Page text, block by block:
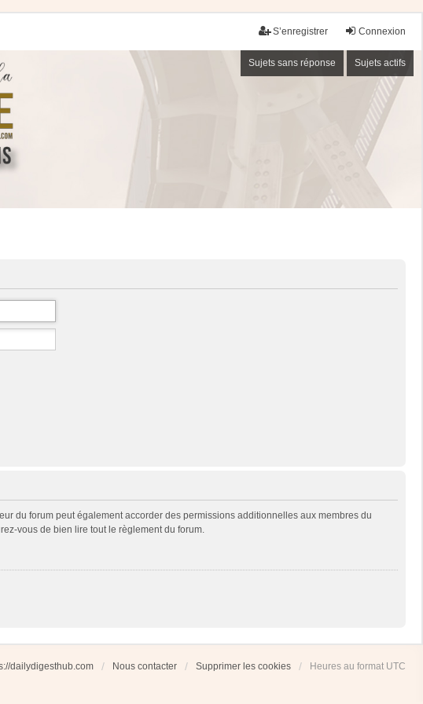
Connexion
S’enregistrer
Sujets sans réponse Sujets actifs
du forum peut également accorder des permissions additionnelles aux membres du
vous de bien lire tout le règlement du forum.
dailydigesthub.com Nous contacter Supprimer les cookies Heures au format UTC